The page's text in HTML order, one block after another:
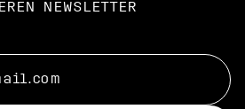
NEWSLETTER